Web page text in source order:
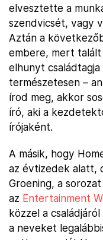
elvesztette a
szendvicsét, vagy
Aztán a
embere, mert
elhunyt
természetesen –
írod meg, akkor
író, aki a
írójaként.
A másik, hogy
az évtizedek alatt,
Groening, a
az Entertainment
közzel a
a neveket